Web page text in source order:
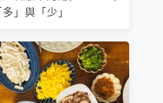
多」與「少」